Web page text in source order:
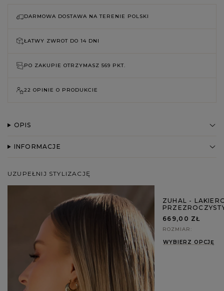
DARMOWA DOSTAWA NA TERENIE POLSKI
ŁATWY ZWROT DO 14 DNI
PO ZAKUPIE OTRZYMASZ 569 PKT.
22 OPINIE O PRODUKCIE
OPIS
INFORMACJE
UZUPEŁNIJ STYLIZACJĘ
ZUHAL -
669,00 ZŁ
ROZMIAR
WYBIERZ OPCJĘ